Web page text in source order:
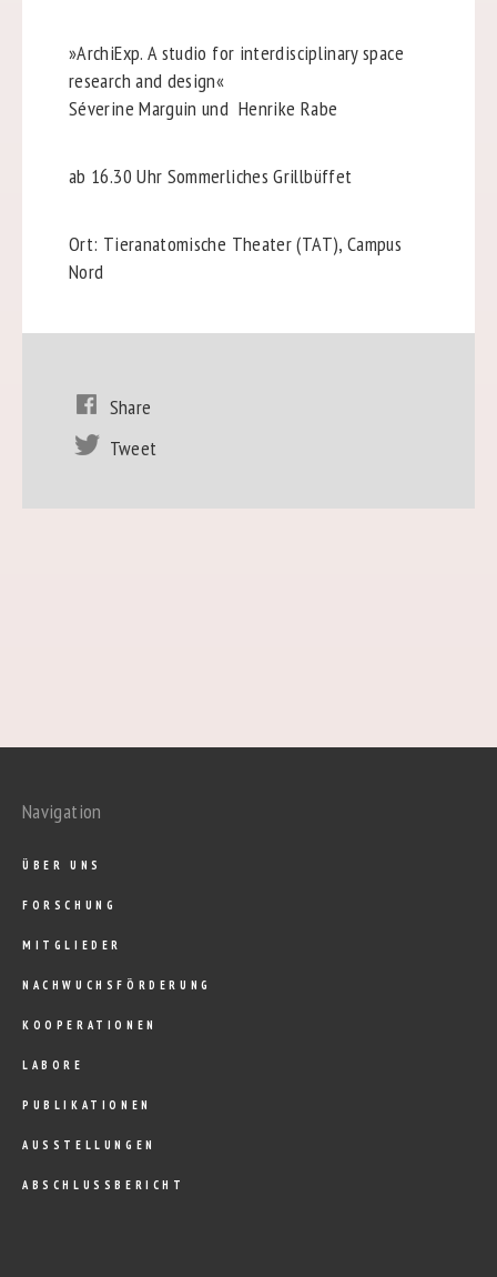
»ArchiExp. A studio for interdisciplinary space
research and design«
Séverine Marguin und Henrike Rabe
ab 16.30 Uhr Sommerliches Grillbüffet
Ort: Tieranatomische Theater (TAT), Campus
Nord
Share
Tweet
Navigation
ÜBER UNS
FORSCHUNG
MITGLIEDER
NACHWUCHSFÖRDERUNG
KOOPERATIONEN
LABORE
PUBLIKATIONEN
AUSSTELLUNGEN
ABSCHLUSSBERICHT